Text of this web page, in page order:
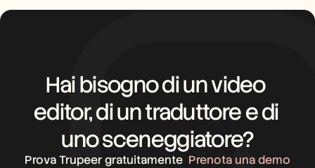
Hai bisogno di un video
editor, di un traduttore e di
uno sceneggiatore?
Prova Trupeer gratuitamente Prenota una demo